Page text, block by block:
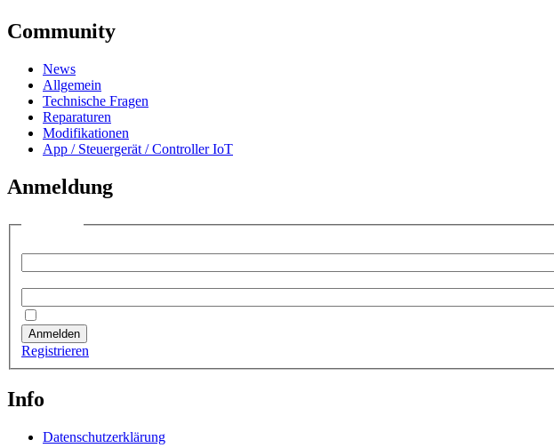
Community
News
Allgemein
Technische Fragen
Reparaturen
Modifikationen
App / Steuergerät / Controller IoT
Anmeldung
Anmelden
Registrieren
Info
Datenschutzerklärung